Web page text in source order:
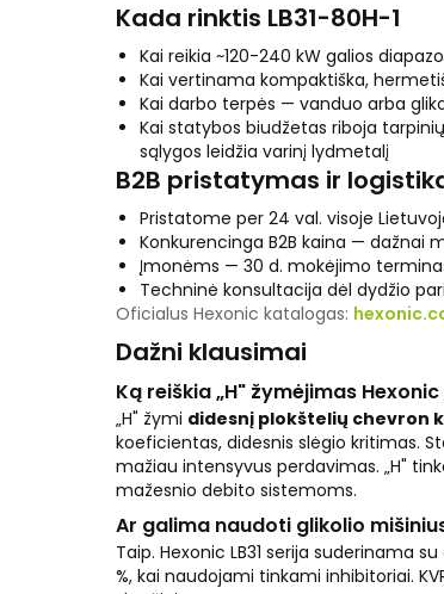
Kada rinktis LB31-80H-1
Kai reikia ~120-240 kW galios
Kai vertinama kompaktiška,
Kai darbo terpės — vanduo arba
Kai statybos biudžetas riboja
sąlygos leidžia varinį lydmetalį
B2B pristatymas ir
Pristatome per 24 val. visoje
Konkurencinga B2B kaina — dažnai
Įmonėms — 30 d. mokėjimo
Techninė konsultacija dėl dydžio
Oficialus Hexonic katalogas:
Dažni klausimai
Ką reiškia „H" žymėjimas
„H" žymi didesnį plokštelių chevron
koeficientas, didesnis slėgio kritimas.
mažiau intensyvus perdavimas. „H"
mažesnio debito sistemoms.
Ar galima naudoti glikolio
Taip. Hexonic LB31 serija suderinama
%, kai naudojami tinkami inhibitoriai.